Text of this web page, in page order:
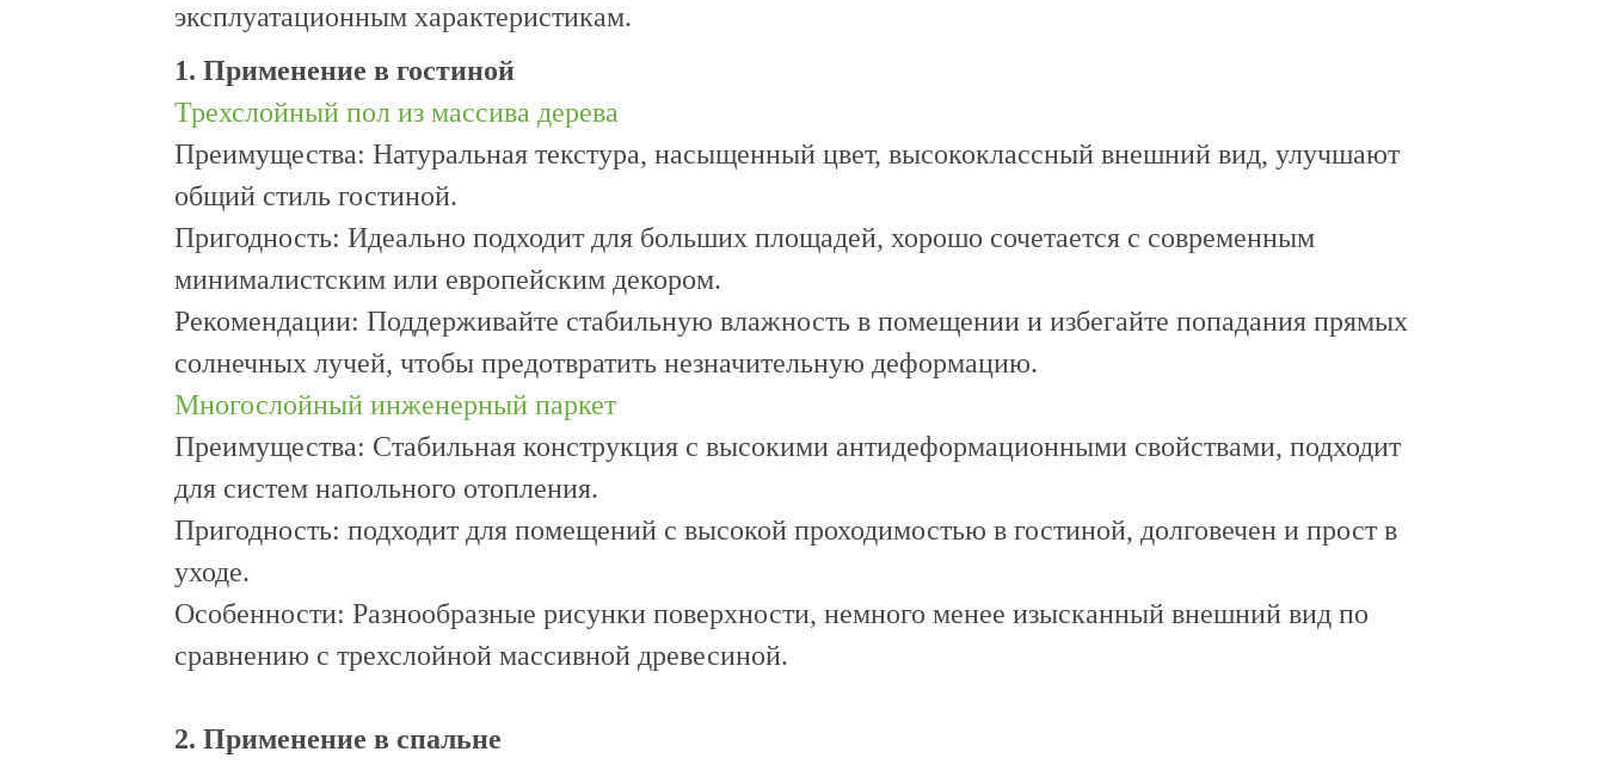
эксплуатационным характеристикам.
1. Применение в гостиной
Трехслойный пол из массива дерева
Преимущества: Натуральная текстура, насыщенный цвет, высококлассный внешний вид, улучшают
общий стиль гостиной.
Пригодность: Идеально подходит для больших площадей, хорошо сочетается с современным
минималистским или европейским декором.
Рекомендации: Поддерживайте стабильную влажность в помещении и избегайте попадания прямых
солнечных лучей, чтобы предотвратить незначительную деформацию.
Многослойный инженерный паркет
Преимущества: Стабильная конструкция с высокими антидеформационными свойствами, подходит
для систем напольного отопления.
Пригодность: подходит для помещений с высокой проходимостью в гостиной, долговечен и прост в
уходе.
Особенности: Разнообразные рисунки поверхности, немного менее изысканный внешний вид по
сравнению с трехслойной массивной древесиной.
2. Применение в спальне